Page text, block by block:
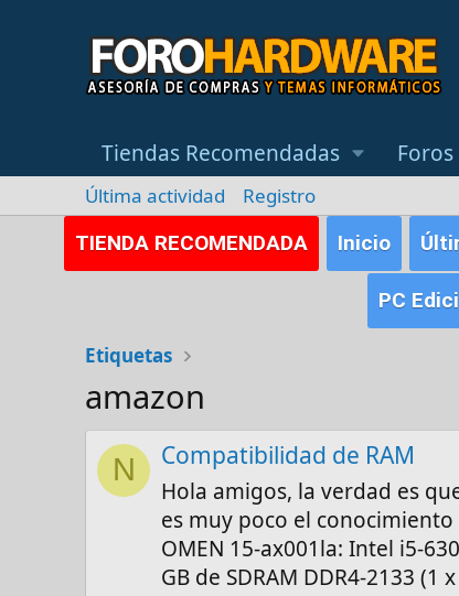
Tiendas Recomendadas Foros
Última actividad
Registro
TIENDA RECOMENDADA
Inicio
PC
Etiquetas
amazon
N Compatibilidad de RAM
Hola amigos, la verdad es
es muy poco el
OMEN 15-ax001la: Intel i5-
GB de SDRAM DDR4-2133 (1